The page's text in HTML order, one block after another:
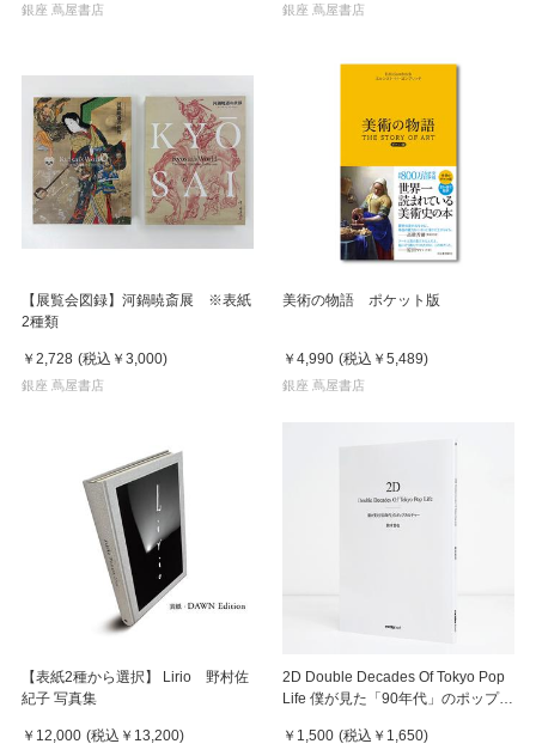
銀座 蔦屋書店 銀座 蔦屋書店
【展覧会図録】河鍋暁斎展 ※表紙
2種類
￥2,728 (税込 ￥3,000)
銀座 蔦屋書店
美術の物語 ポケット版
￥4,990 (税込 ￥5,489)
銀座 蔦屋書店
【表紙2種から選択】 Lirio 野村佐
紀子 写真集
￥12,000 (税込 ￥13,200)
2D Double Decades Of Tokyo Pop
Life 僕が見た「90年代」のポップカ
￥1,500 (税込 ￥1,650)